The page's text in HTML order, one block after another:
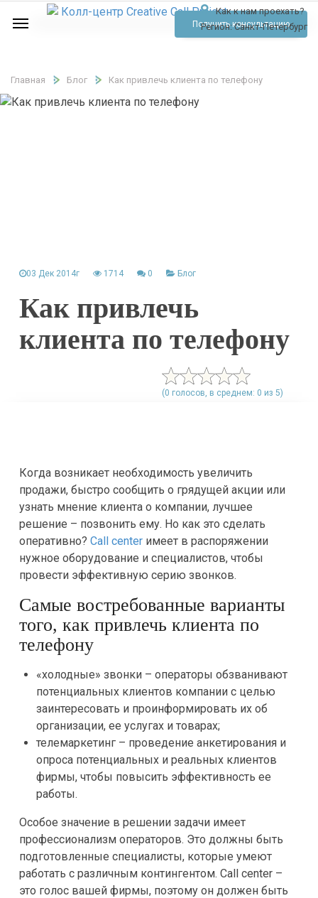
Как к нам проехать?
Регион:Санкт-Петербург
Отзывы
Тарифы
Получить консультацию
Главная Блог Как привлечь клиента по телефону
03 Дек 2014г 1714 0 Блог
Как привлечь
клиента по телефону
(0 голосов, в среднем: 0 из 5)
Когда возникает необходимость увеличить
продажи, быстро сообщить о грядущей акции или
узнать мнение клиента о компании, лучшее
решение – позвонить ему. Но как это сделать
оперативно? Call centerимеет в распоряжении
нужное оборудование и специалистов, чтобы
провести эффективную серию звонков.
Самые востребованные варианты
того, как привлечь клиента по
телефону
«холодные» звонки – операторы обзванивают
потенциальных клиентов компании с целью
заинтересовать и проинформировать их об
организации, ее услугах и товарах;
телемаркетинг – проведение анкетирования и
опроса потенциальных и реальных клиентов
фирмы, чтобы повысить эффективность ее
работы.
Особое значение в решении задачи имеет
профессионализм операторов. Это должны быть
подготовленные специалисты, которые умеют
работать с различным контингентом. Call center –
это голос вашей фирмы, поэтому он должен быть